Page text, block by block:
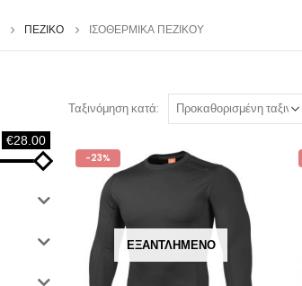
ΠΕΖΙΚΟ ΙΣΟΘΕΡΜΙΚΆ ΠΕΖΙΚΟΎ
Ταξινόμηση κατά:
-23%
ΕΞΑΝΤΛΗΜΈΝΟ
€28.00